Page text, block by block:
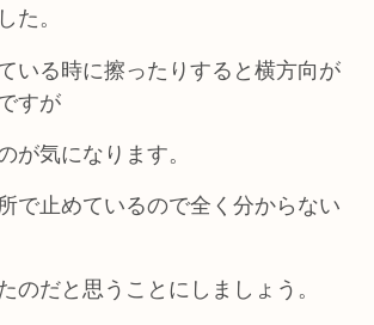
た。
いる時に擦ったりすると横方向が
すが
が気になります。
で止めているので全く分からない
のだと思うことにしましょう。